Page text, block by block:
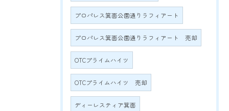
プロパレス箕面公園通りラフィアート
プロパレス箕面公園通りラフィアート 売却
OTCプライムハイツ
OTCプライムハイツ 売却
ディーレスティア箕面